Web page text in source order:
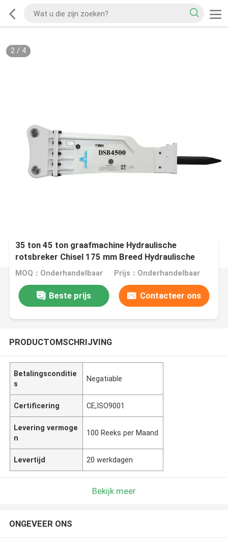
2/ 4
35 ton 45 ton graafmachine Hydraulische
rotsbreker Chisel 175 mm Breed Hydraulische
breker hamer
MOQ：Onderhandelbaar Prijs：Onderhandelbaar
Beste prijs Contacteer ons
PRODUCTOMSCHRIJVING
Betalingsconditie
s
Negatiable
Certificering CE,ISO9001
Levering vermoge
n
100 Reeks per Maand
Levertijd 20 werkdagen
Bekijk meer
ONGEVEER ONS